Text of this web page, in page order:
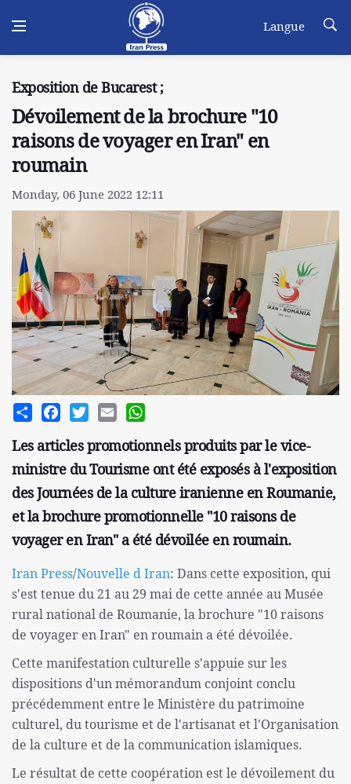
Langue
Exposition de Bucarest ;
Dévoilement de la brochure "10
raisons de voyager en Iran" en
roumain
Monday, 06 June 2022 12:11
Share FacebookTwitterEmail
Les articles promotionnels produits par le vice-
ministre du Tourisme ont été exposés à l'exposition
des Journées de la culture iranienne en Roumanie,
et la brochure promotionnelle "10 raisons de
voyager en Iran" a été dévoilée en roumain.
Iran Press/Nouvelle d Iran: Dans cette exposition, qui
s'est tenue du 21 au 29 mai de cette année au Musée
rural national de Roumanie, la brochure "10 raisons
de voyager en Iran" en roumain a été dévoilée.
Cette manifestation culturelle s'appuie sur les
dispositions d'un mémorandum conjoint conclu
précédemment entre le Ministère du patrimoine
culturel, du tourisme et de l'artisanat et l'Organisation
de la culture et de la communication islamiques.
Le résultat de cette coopération est le dévoilement du